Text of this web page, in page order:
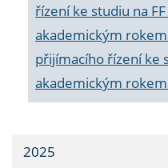
řízení ke studiu na
akademickým
přijímacího řízení ke
akademickým
2025